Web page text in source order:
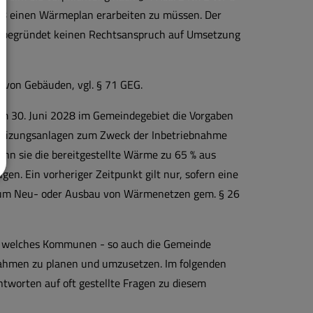
einen Wärmeplan erarbeiten zu müssen. Der
keinen Rechtsanspruch auf Umsetzung
Gebäuden, vgl. § 71 GEG.
30. Juni 2028 im Gemeindegebiet die Vorgaben
zum Zweck der Inbetriebnahme
sie die bereitgestellte Wärme zu 65 % aus
Ein vorheriger Zeitpunkt gilt nur, sofern eine
Neu- oder Ausbau von Wärmenetzen gem. § 26
Kommunen - so auch die Gemeinde
zu planen und umzusetzen. Im folgenden
auf oft gestellte Fragen zu diesem